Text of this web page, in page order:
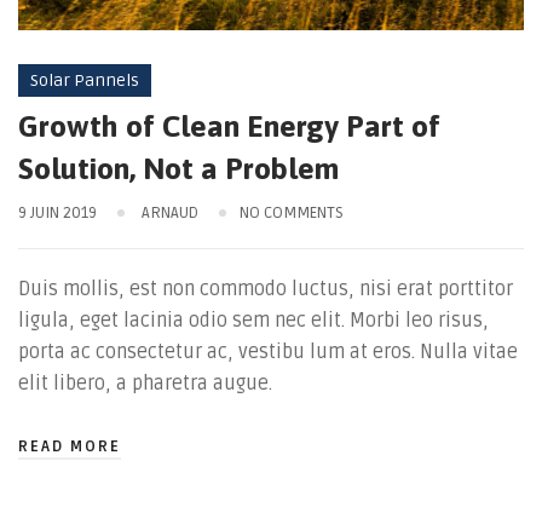
Solar Pannels
Growth of Clean Energy Part of
Solution, Not a Problem
9 JUIN 2019 ARNAUD NO COMMENTS
Duis mollis, est non commodo luctus, nisi erat porttitor
ligula, eget lacinia odio sem nec elit. Morbi leo risus,
porta ac consectetur ac, vestibu lum at eros. Nulla vitae
elit libero, a pharetra augue.
READ MORE